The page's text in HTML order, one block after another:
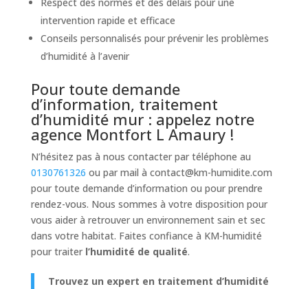
intervention rapide et efficace
Conseils personnalisés pour prévenir les problèmes
d’humidité à l’avenir
Pour toute demande
d’information, traitement
d’humidité mur : appelez notre
agence Montfort L Amaury !
N’hésitez pas à nous contacter par téléphone au
0130761326 ou par mail à contact@km-humidite.com
pour toute demande d’information ou pour prendre
rendez-vous. Nous sommes à votre disposition pour
vous aider à retrouver un environnement sain et sec
dans votre habitat. Faites confiance à KM-humidité
pour traiterl’humidité de qualité.
Trouvez un expert en traitement d’humidité